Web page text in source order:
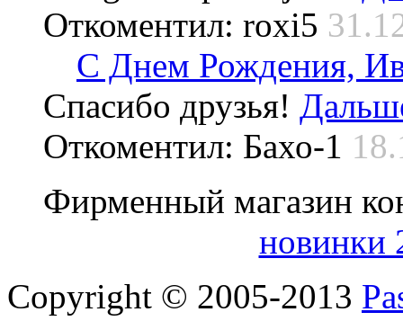
Откоментил: roxi5
С Днем Рождения,
Спасибо друзья!
Откоментил: Бахо-1
Фирменный магазин
новинки
Copyright © 2005-2013